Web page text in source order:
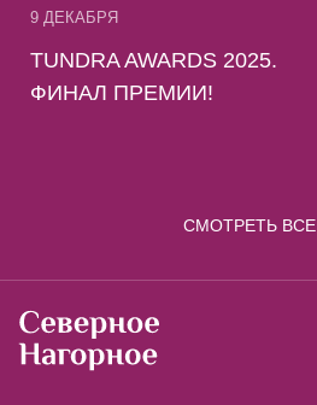
9 ДЕКАБРЯ
TUNDRA AWARDS 2025.
ФИНАЛ ПРЕМИИ!
СМОТРЕТЬ ВСЕ